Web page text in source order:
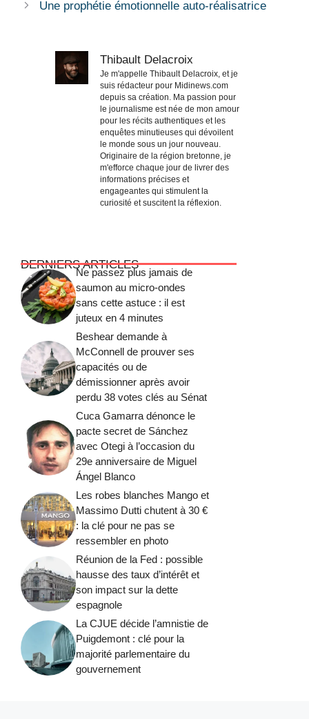
Une prophétie émotionnelle auto-réalisatrice
Thibault Delacroix
Je m'appelle Thibault Delacroix, et je
suis rédacteur pour Midinews.com
depuis sa création. Ma passion pour
le journalisme est née de mon amour
pour les récits authentiques et les
enquêtes minutieuses qui dévoilent
le monde sous un jour nouveau.
Originaire de la région bretonne, je
m'efforce chaque jour de livrer des
informations précises et
engageantes qui stimulent la
curiosité et suscitent la réflexion.
DERNIERS ARTICLES
Ne passez plus jamais de
saumon au micro-ondes
sans cette astuce : il est
juteux en 4 minutes
Beshear demande à
McConnell de prouver ses
capacités ou de
démissionner après avoir
perdu 38 votes clés au Sénat
Cuca Gamarra dénonce le
pacte secret de Sánchez
avec Otegi à l’occasion du
29e anniversaire de Miguel
Ángel Blanco
Les robes blanches Mango et
Massimo Dutti chutent à 30 €
: la clé pour ne pas se
ressembler en photo
Réunion de la Fed : possible
hausse des taux d’intérêt et
son impact sur la dette
espagnole
La CJUE décide l’amnistie de
Puigdemont : clé pour la
majorité parlementaire du
gouvernement